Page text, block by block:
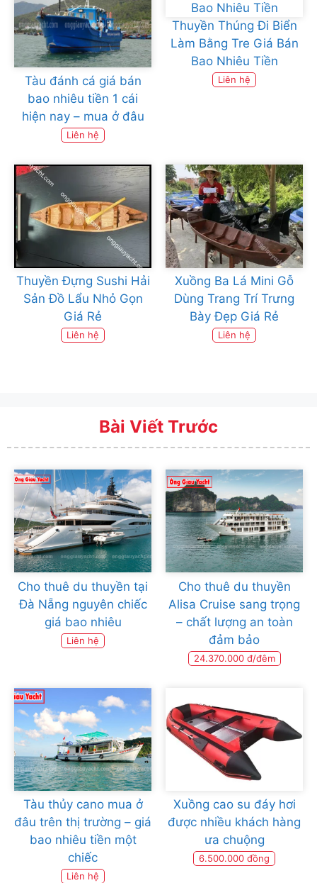
Tàu đánh cá giá bán
bao nhiêu tiền 1 cái
hiện nay – mua ở đâu
Liên hệ
Thuyền Thúng Đi Biển
Làm Bằng Tre Giá Bán
Bao Nhiêu Tiền
Liên hệ
Thuyền Đựng Sushi Hải
Sản Đồ Lẩu Nhỏ Gọn
Giá Rẻ
Liên hệ
Xuồng Ba Lá Mini Gỗ
Dùng Trang Trí Trưng
Bày Đẹp Giá Rẻ
Liên hệ
Bài Viết Trước
Cho thuê du thuyền tại
Đà Nẵng nguyên chiếc
giá bao nhiêu
Liên hệ
Cho thuê du thuyền
Alisa Cruise sang trọng
– chất lượng an toàn
đảm bảo
24.370.000 đ/đêm
Tàu thủy cano mua ở
đâu trên thị trường – giá
bao nhiêu tiền một
chiếc
Liên hệ
Xuồng cao su đáy hơi
được nhiều khách hàng
ưa chuộng
6.500.000 đồng